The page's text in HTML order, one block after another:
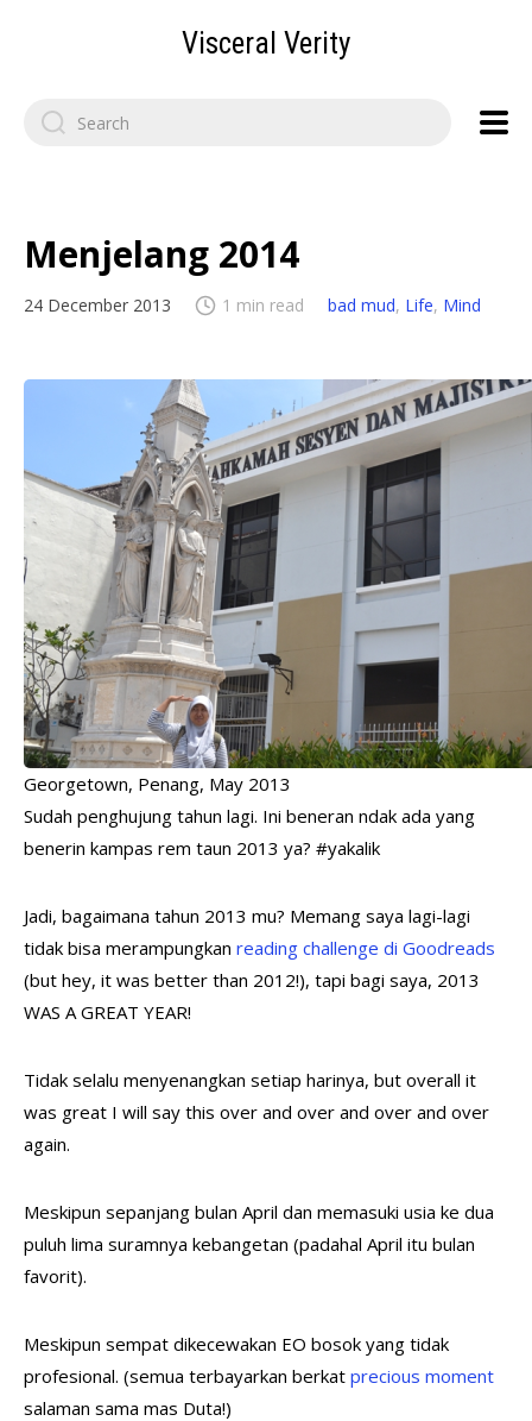
Visceral Verity
Search
for:
Menjelang 2014
24 December 2013 1 min read bad mud, Life, Mind
Georgetown, Penang, May 2013
Sudah penghujung tahun lagi. Ini beneran ndak ada yang
benerin kampas rem taun 2013 ya? #yakalik
Jadi, bagaimana tahun 2013 mu? Memang saya lagi-lagi
tidak bisa merampungkan reading challenge di Goodreads
(but hey, it was better than 2012!), tapi bagi saya, 2013
WAS A GREAT YEAR!
Tidak selalu menyenangkan setiap harinya, but overall it
was great I will say this over and over and over and over
again.
Meskipun sepanjang bulan April dan memasuki usia ke dua
puluh lima suramnya kebangetan (padahal April itu bulan
favorit).
Meskipun sempat dikecewakan EO bosok yang tidak
profesional. (semua terbayarkan berkat precious moment
salaman sama mas Duta!)